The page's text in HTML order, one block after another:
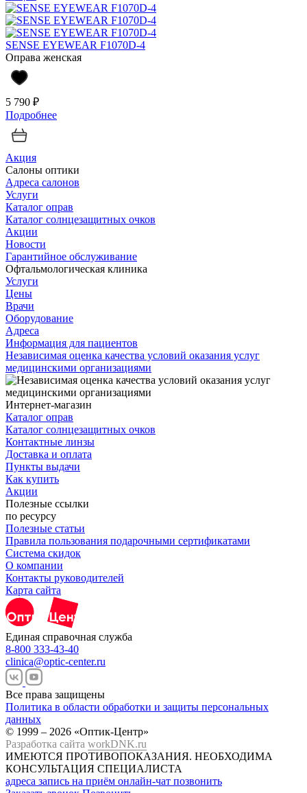
SENSE EYEWEAR F1070D-4
Оправа женская
5 790 ₽
Подробнее
Акция
Салоны оптики
Адреса салонов
Услуги
Каталог оправ
Каталог солнцезащитных очков
Акции
Новости
Гарантийное обслуживание
Офтальмологическая клиника
Услуги
Цены
Врачи
Оборудование
Адреса
Информация для пациентов
Независимая оценка качества условий оказания услуг
медицинскими организациями
Интернет-магазин
Каталог оправ
Каталог солнцезащитных очков
Контактные линзы
Доставка и оплата
Пункты выдачи
Как купить
Акции
Полезные ссылки
по ресурсу
Полезные статьи
Правила пользования подарочными сертификатами
Система скидок
О компании
Контакты руководителей
Карта сайта
Единая справочная служба
8-800 333-43-40
clinica@optic-center.ru
Все права защищены
Политика в области обработки и защиты персональных
данных
© 1999 – 2026 «Оптик-Центр»
Разработка сайта workDNK.ru
ИМЕЮТСЯ ПРОТИВОПОКАЗАНИЯ. НЕОБХОДИМА
КОНСУЛЬТАЦИЯ СПЕЦИАЛИСТА
адреса запись на приём онлайн-чат позвонить